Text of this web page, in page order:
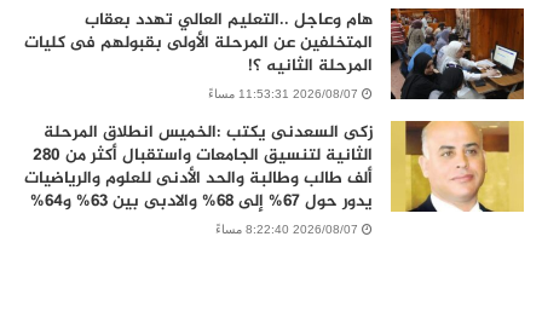
هام وعاجل ..التعليم العالي تهدد بعقاب
المتخلفين عن المرحلة الأولى بقبولهم فى كليات
المرحلة الثانيه ؟!
2026/08/07 11:53:31 مساءً
زكى السعدنى يكتب :الخميس انطلاق المرحلة
الثانية لتنسيق الجامعات واستقبال أكثر من 280
ألف طالب وطالبة والحد الأدنى للعلوم والرياضيات
يدور حول 67% إلى 68% والادبى بين 63% و64%
2026/08/07 8:22:40 مساءً